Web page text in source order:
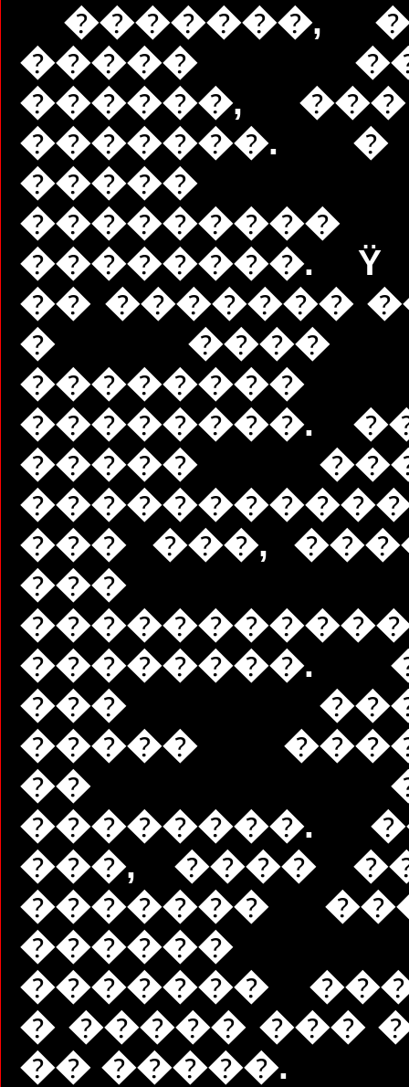
�������,
�����
������,
�������.
��������.
�� �������
� ����
��������
��������.
�����
��� ���,
���
��������.
���
�����
��
��������.
���, ����
�������
������
�������
� ����� ���
�� �����.